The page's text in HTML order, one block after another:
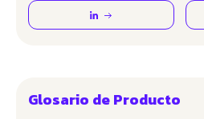
Glosario de Producto